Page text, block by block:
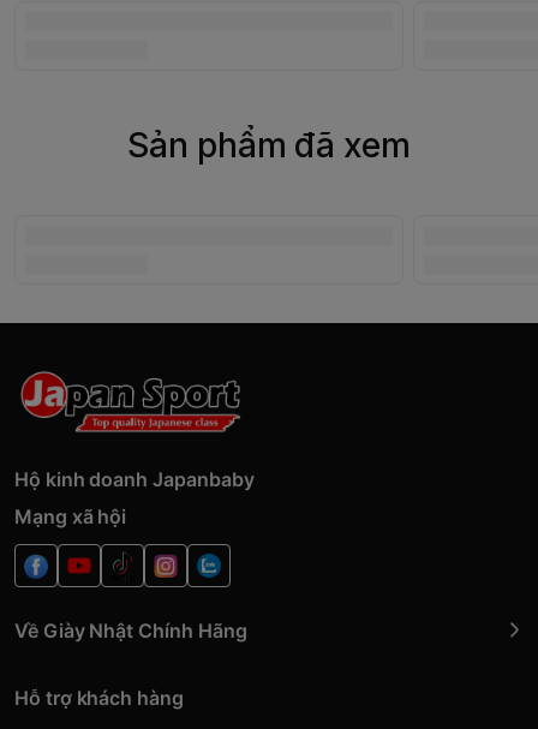
Sản phẩm đã xem
Hộ kinh doanh Japanbaby
Mạng xã hội
Về Giày Nhật Chính Hãng
Hỗ trợ khách hàng